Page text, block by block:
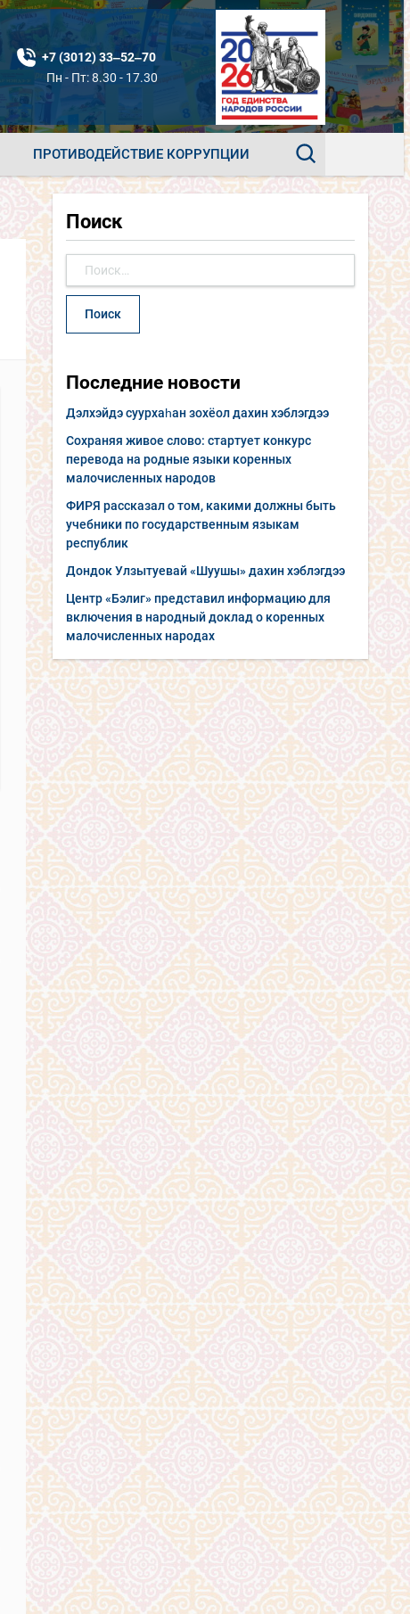
+7 (3012) 33‒52‒70
Пн - Пт: 8.30 - 17.30
ПРОТИВОДЕЙСТВИЕ КОРРУПЦИИ
Поиск
Последние новости
Дэлхэйдэ суурхаһан зохёол дахин хэблэгдээ
Сохраняя живое слово: стартует конкурс
перевода на родные языки коренных
малочисленных народов
ФИРЯ рассказал о том, какими должны быть
учебники по государственным языкам
республик
Дондок Улзытуевай «Шуушы» дахин хэблэгдээ
Центр «Бэлиг» представил информацию для
включения в народный доклад о коренных
малочисленных народах